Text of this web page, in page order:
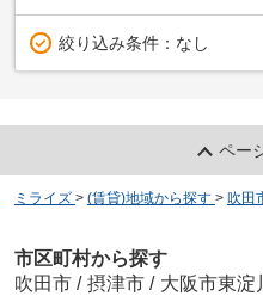
絞り込み条件： なし
ペー
ミライズ > (賃貸)地域から探す > 吹田
市区町村から探す
吹田市 / 摂津市 / 大阪市東淀